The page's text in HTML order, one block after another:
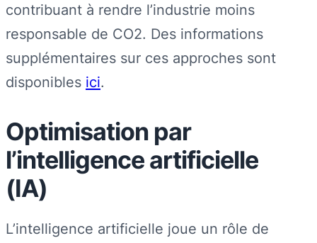
contribuant à rendre l’industrie moins
responsable de CO2. Des informations
supplémentaires sur ces approches sont
disponibles ici.
Optimisation par
l’intelligence artificielle
(IA)
L’intelligence artificielle joue un rôle de